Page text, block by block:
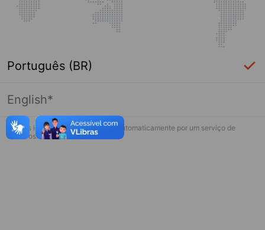
Página indisponível
Desculpe, algo deu errado. Faça login
Português (BR)
English*
* Esses idiomas serão traduzidos automaticamente por um serviço de
terceiros.